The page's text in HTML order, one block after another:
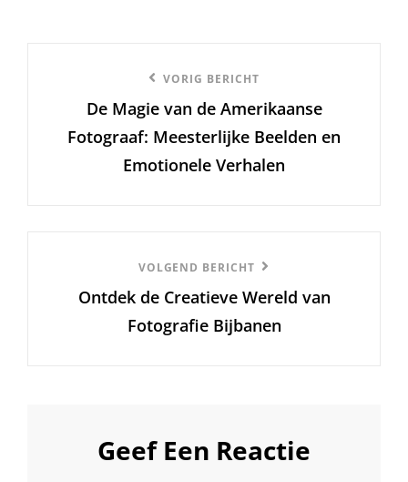
bericht
VORIG BERICHT
De Magie van de Amerikaanse
Fotograaf: Meesterlijke Beelden en
Emotionele Verhalen
Bericht
VOLGEND BERICHT
Ontdek de Creatieve Wereld van
Fotografie Bijbanen
Geef Een Reactie